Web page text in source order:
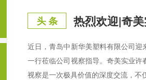
头 条
近日，青岛中新华美塑料有限公司
一行莅临公司视察指导。奇美实业
视察是一次极具价值的深度交流，